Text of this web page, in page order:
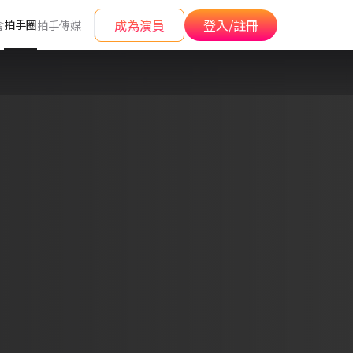
拍手圈拍手傳媒 成為演員 登入/註冊